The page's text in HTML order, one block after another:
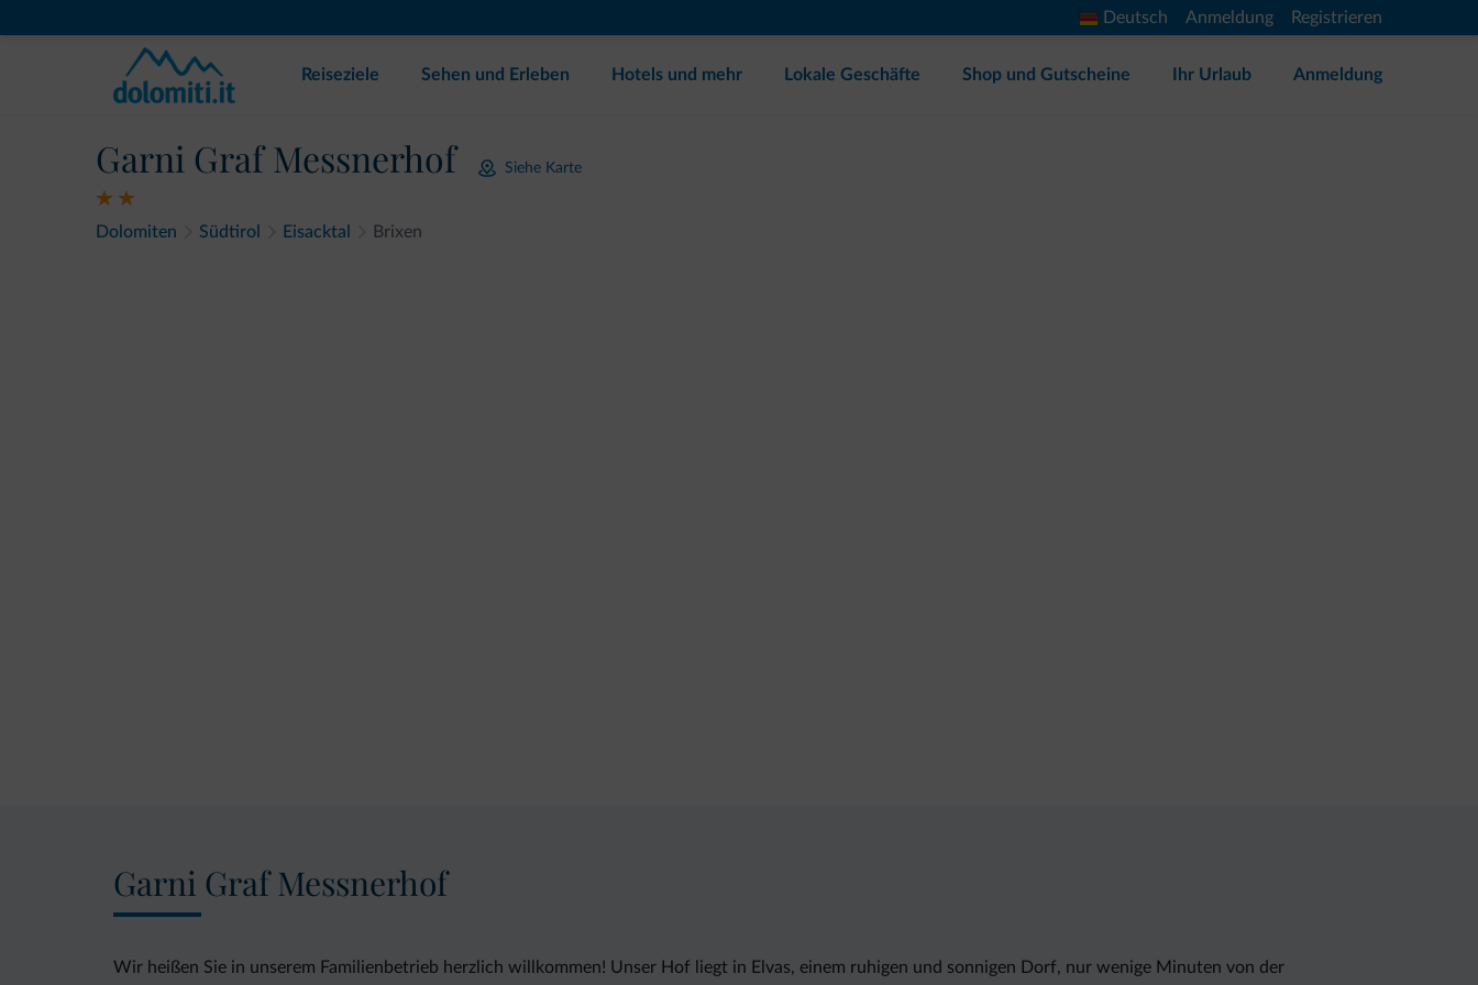
Deutsch Anmeldung Registrieren
Reiseziele Sehen und Erleben Hotels und mehr Lokale Geschäfte Shop und Gutscheine Ihr Urlaub Anmeldung
Garni Graf Messnerhof Siehe Karte
Dolomiten Südtirol Eisacktal Brixen
Garni Graf Messnerhof
Wir heißen Sie in unserem Familienbetrieb herzlich willkommen! Unser Hof liegt in Elvas, einem ruhigen und sonnigen Dorf, nur wenige Minuten von der